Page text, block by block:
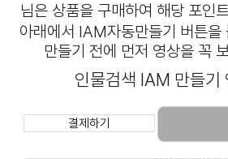
님은 상품을 구매하여 해당 포인
아래에서 IAM자동만들기 버튼을
만들기 전에 먼저 영상을 꼭
인물검색 IAM 만들기
결제하기